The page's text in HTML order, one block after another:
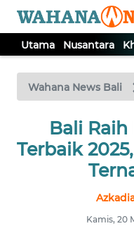
Utama Nusantara
Wahana News Bali
Bali
Terbaik
Kamis, 20
TV
Tutup
UTAMA